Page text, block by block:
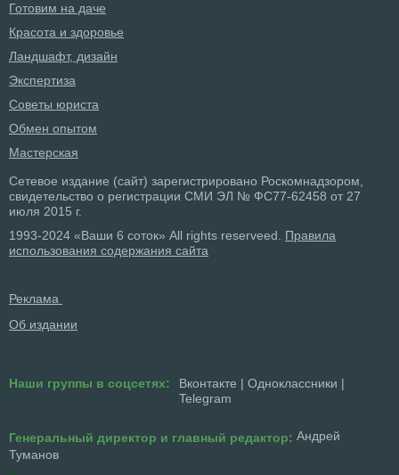
Готовим на даче
Красота и здоровье
Ландшафт, дизайн
Экспертиза
Советы юриста
Обмен опытом
Мастерская
Сетевое издание (сайт) зарегистрировано Роскомнадзором,
свидетельство о регистрации СМИ ЭЛ № ФС77-62458 от 27
июля 2015 г.
1993-2024 «Ваши 6 соток» All rights reserveed. Правила
использования содержания сайта
Реклама
Об издании
Наши группы в соцсетях: Вконтакте | Одноклассники |
Telegram
Генеральный директор и главный редактор: Андрей
Туманов